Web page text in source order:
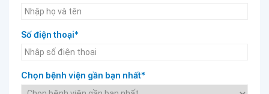
Số điện thoại*
Chọn bệnh viện gần bạn nhất*